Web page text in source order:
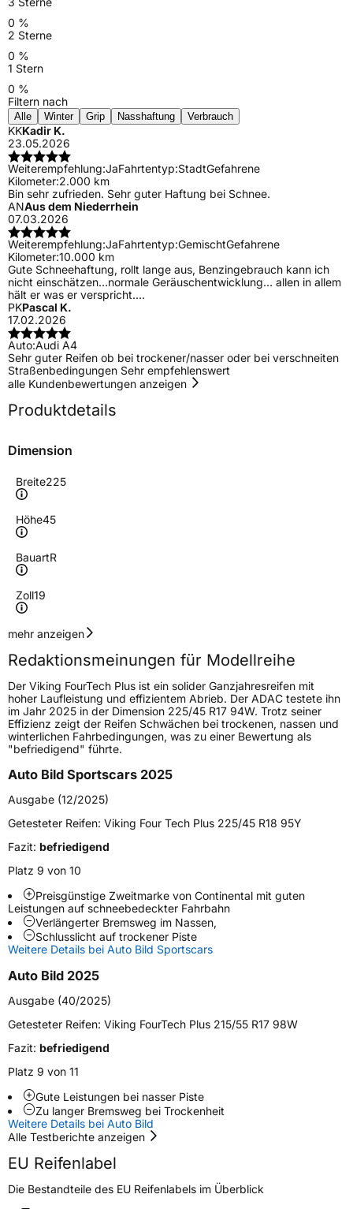
0 %
2 Sterne
0 %
1 Stern
0 %
Filtern nach
Alle Winter Grip Nasshaftung Verbrauch
KKKadir K.
23.05.2026
Weiterempfehlung:JaFahrtentyp:StadtGefahrene
Kilometer:2.000 km
Bin sehr zufrieden. Sehr guter Haftung bei Schnee.
ANAus dem Niederrhein
07.03.2026
Weiterempfehlung:JaFahrtentyp:GemischtGefahrene
Kilometer:10.000 km
Gute Schneehaftung, rollt lange aus, Benzingebrauch kann ich
nicht einschätzen…normale Geräuschentwicklung… allen in allem
hält er was er verspricht….
PKPascal K.
17.02.2026
Auto:Audi A4
Sehr guter Reifen ob bei trockener/nasser oder bei verschneiten
Straßenbedingungen Sehr empfehlenswert
alle Kundenbewertungen anzeigen
Produktdetails
Dimension
Breite225
Höhe45
BauartR
Zoll19
Geschwindigkeitsindex
Höchstgeschwindigkeit
270 km/h
Lastindex96
Höchstlast710 kg
FahrzeugtypPKW
VerwendungGanzjahresreifen
ModellnameFourTech Plus
FahrzeugartPKW & SUV
Weitere Eigenschaften
SchlauchtypTL
ZustandNeureifen
M+SJa
VerstärktXL
EU Label
EffizienzC
NasshaftungB
Rollgeräusch (Klasse) B
mehr anzeigen
Redaktionsmeinungen für Modellreihe
Der Viking FourTech Plus ist ein solider Ganzjahresreifen mit
hoher Laufleistung und effizientem Abrieb. Der ADAC testete ihn
im Jahr 2025 in der Dimension 225/45 R17 94W. Trotz seiner
Effizienz zeigt der Reifen Schwächen bei trockenen, nassen und
winterlichen Fahrbedingungen, was zu einer Bewertung als
"befriedigend" führte.
Auto Bild Sportscars 2025
Ausgabe (12/2025)
Getesteter Reifen: Viking Four Tech Plus 225/45 R18 95Y
Fazit: befriedigend
Platz 9 von 10
Preisgünstige Zweitmarke von Continental mit guten
Leistungen auf schneebedeckter Fahrbahn
Verlängerter Bremsweg im Nassen,
Schlusslicht auf trockener Piste
Weitere Details bei Auto Bild Sportscars
Auto Bild 2025
Ausgabe (40/2025)
Getesteter Reifen: Viking FourTech Plus 215/55 R17 98W
Fazit: befriedigend
Platz 9 von 11
Gute Leistungen bei nasser Piste
Zu langer Bremsweg bei Trockenheit
Weitere Details bei Auto Bild
Alle Testberichte anzeigen
EU Reifenlabel
Die Bestandteile des EU Reifenlabels im Überblick